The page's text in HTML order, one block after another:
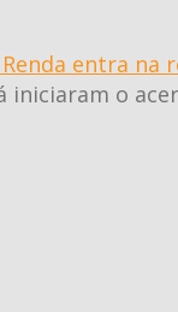
entra na
iniciaram o